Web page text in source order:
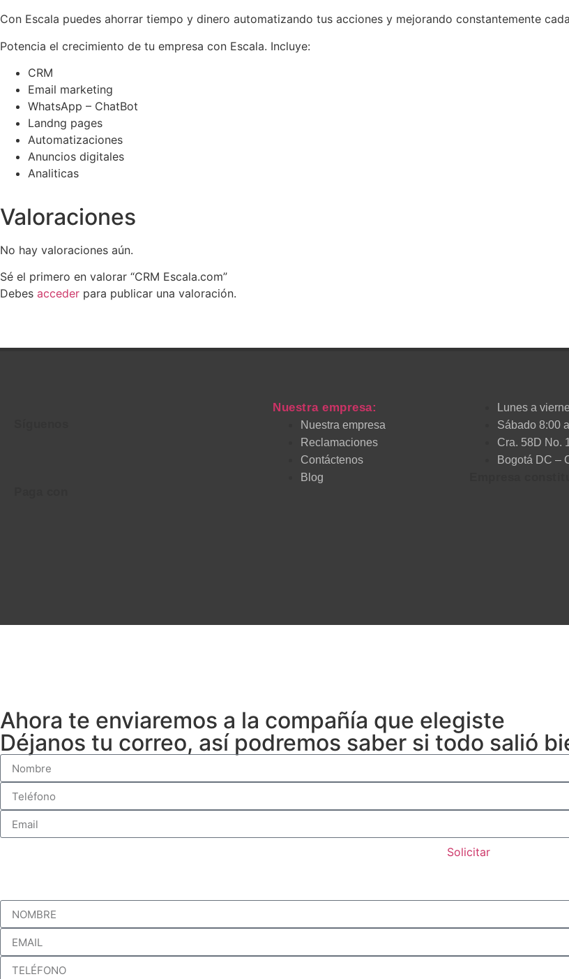
Con Escala puedes ahorrar tiempo y dinero automatizando tus acciones y mejorando constantemente
Potencia el crecimiento de tu empresa con Escala. Incluye:
CRM
Email marketing
WhatsApp – ChatBot
Landng pages
Automatizaciones
Anuncios digitales
Analiticas
Valoraciones
No hay valoraciones aún.
Sé el primero en valorar “CRM Escala.com”
Debes acceder para publicar una valoración.
Nuestra empresa:
Nuestra empresa
Reclamaciones
Contáctenos
Blog
Lunes a
Sábado 8:00
Cra. 58D No.
Bogotá DC –
Ahora te enviaremos a la compañía que elegiste
Déjanos tu correo, así podremos saber si todo salió
Solicitar